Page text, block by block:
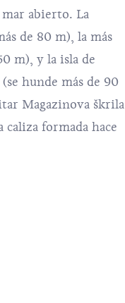
mar abierto. La
de 80 m), la más
m), y la isla de
hunde más de 90
Magazinova škrila
caliza formada hace